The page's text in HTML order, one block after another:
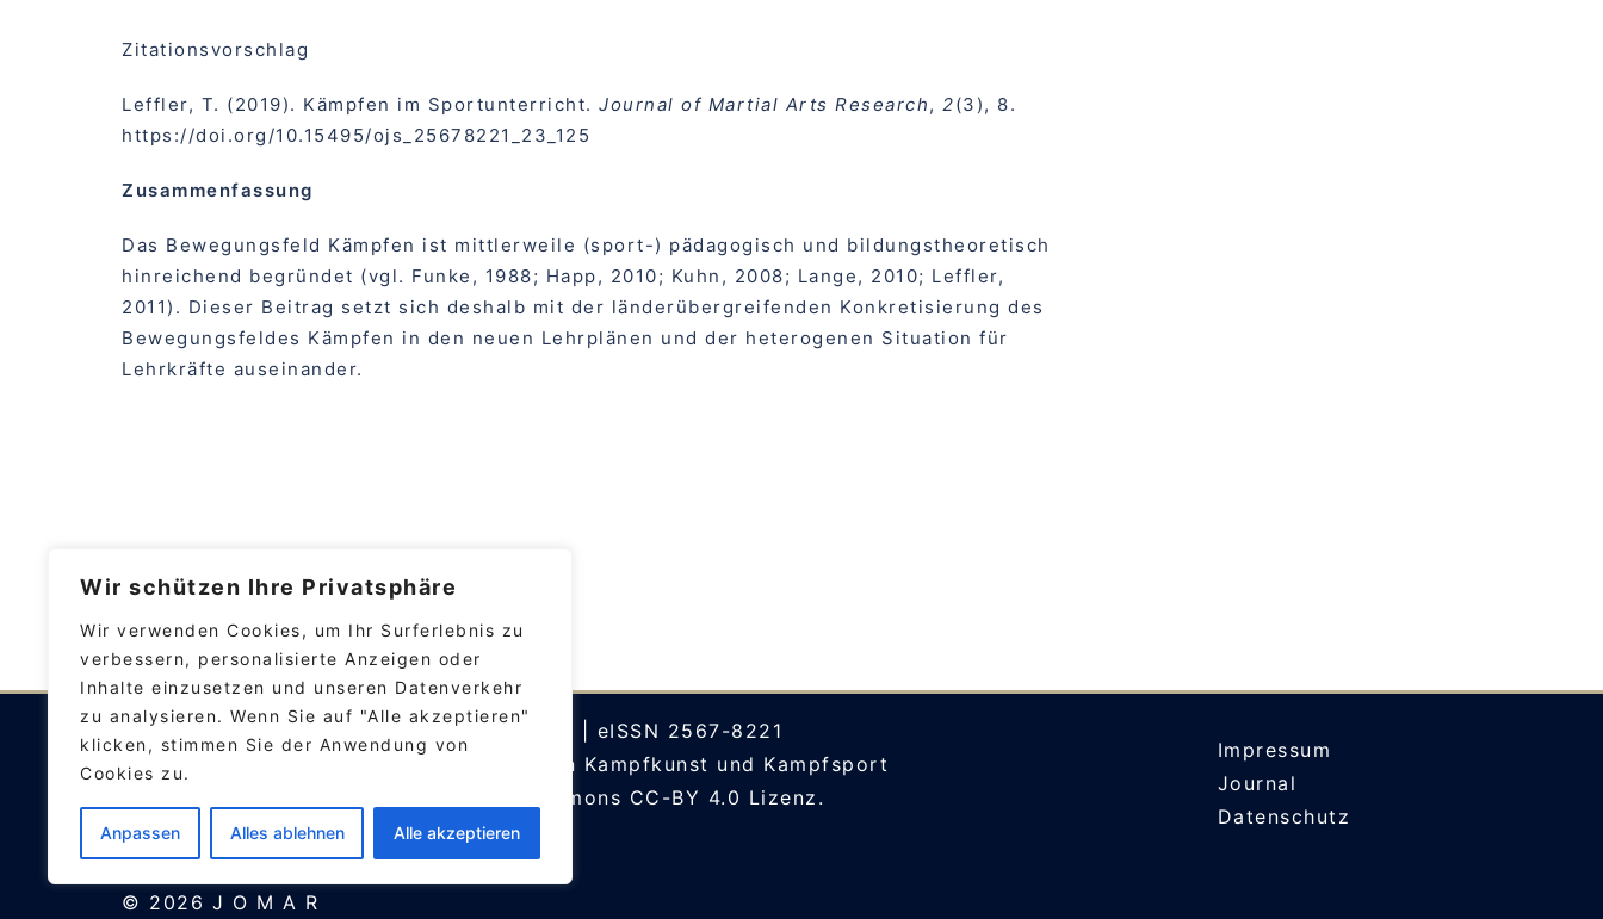
Wir schützen Ihre Privatsphäre
Wir verwenden Cookies, um Ihr Surferlebnis zu
verbessern, personalisierte Anzeigen oder
Inhalte einzusetzen und unseren Datenverkehr
zu analysieren. Wenn Sie auf "Alle akzeptieren"
klicken, stimmen Sie der Anwendung von
Cookies zu.
Anpassen Alles ablehnen Alle akzeptieren
Zitationsvorschlag
Leffler, T. (2019). Kämpfen im Sportunterricht. Journal of Martial Arts Research, 2(3), 8.
https://doi.org/10.15495/ojs_25678221_23_125
Zusammenfassung
Das Bewegungsfeld Kämpfen ist mittlerweile (sport-) pädagogisch und bildungstheoretisch
hinreichend begründet (vgl. Funke, 1988; Happ, 2010; Kuhn, 2008; Lange, 2010; Leffler,
2011). Dieser Beitrag setzt sich deshalb mit der länderübergreifenden Konkretisierung des
Bewegungsfeldes Kämpfen in den neuen Lehrplänen und der heterogenen Situation für
Lehrkräfte auseinander.
JOMAR | Journal of Martial Arts Research
| eISSN 2567-8221
Herausgegeben durch die
dvs-Kommission Kampfkunst und Kampfsport
Creative Commons CC-BY 4.0 Lizenz.
Impressum
Journal
Datenschutz
© 2026 J O M A R